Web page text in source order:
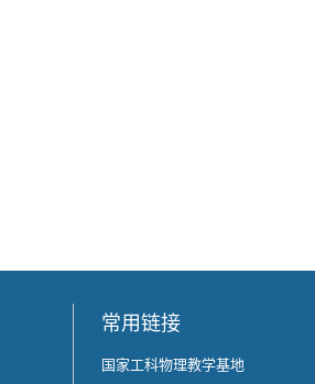
常用链接
国家工科物理教学基地